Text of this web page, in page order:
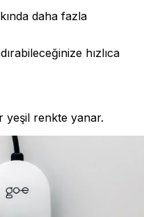
daha fazla
hızlıca
yeşil renkte yanar.